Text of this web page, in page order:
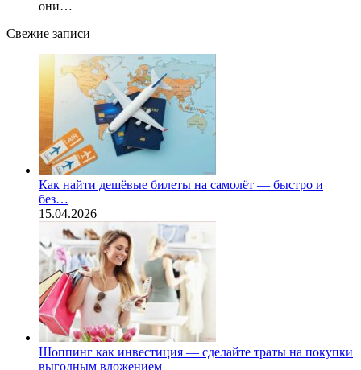
они…
Свежие записи
Как найти дешёвые билеты на самолёт — быстро и
без…
15.04.2026
Шоппинг как инвестиция — сделайте траты на покупки
выгодным вложением